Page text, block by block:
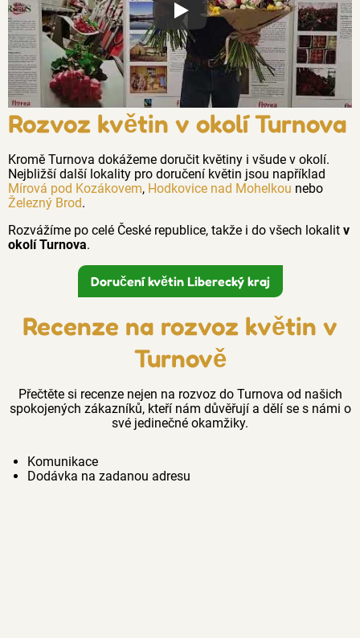
Proč jsou květiny z Florea tak
Rozvoz květin v okolí Turnova
Kromě Turnova dokážeme doručit květiny i všude v okolí.
Nejbližší další lokality pro doručení květin jsou například
Mírová pod Kozákovem, Hodkovice nad Mohelkou nebo
Železný Brod.
Rozvážíme po celé České republice, takže i do všech lokalit v
okolí Turnova.
Doručení květin Liberecký kraj
Recenze na rozvoz květin v
Turnově
Přečtěte si recenze nejen na rozvoz do Turnova od našich
spokojených zákazníků, kteří nám důvěřují a dělí se s námi o
své jedinečné okamžiky.
Komunikace
Dodávka na zadanou adresu